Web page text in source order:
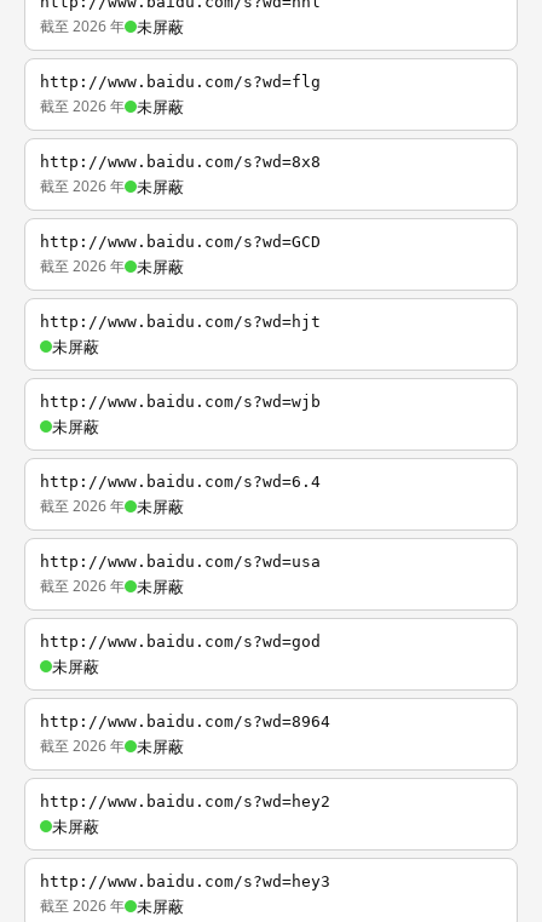
截至 2026 年 未屏蔽
http://www.baidu.com/s?wd=flg
截至 2026 年 未屏蔽
http://www.baidu.com/s?wd=8x8
截至 2026 年 未屏蔽
http://www.baidu.com/s?wd=GCD
截至 2026 年 未屏蔽
http://www.baidu.com/s?wd=hjt
未屏蔽
http://www.baidu.com/s?wd=wjb
未屏蔽
http://www.baidu.com/s?wd=6.4
截至 2026 年 未屏蔽
http://www.baidu.com/s?wd=usa
截至 2026 年 未屏蔽
http://www.baidu.com/s?wd=god
未屏蔽
http://www.baidu.com/s?wd=8964
截至 2026 年 未屏蔽
http://www.baidu.com/s?wd=hey2
未屏蔽
http://www.baidu.com/s?wd=hey3
截至 2026 年 未屏蔽